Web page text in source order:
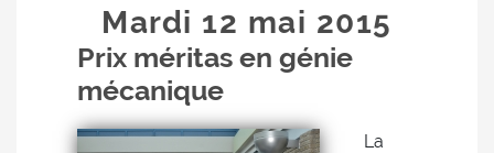
Mardi 12 mai 2015
Prix méritas en génie
mécanique
La